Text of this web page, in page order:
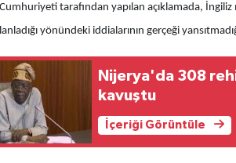
tarafından yapılan açıklamada,
yönündeki iddialarının gerçeği
Nijerya'da 308
kavuştu
İçeriği Görüntüle